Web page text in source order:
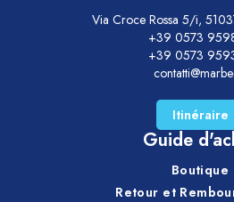
Via Croce Rossa 5/i,
+39 0573
+39 0573
Itinéraire
Guide
Boutique
Retour et